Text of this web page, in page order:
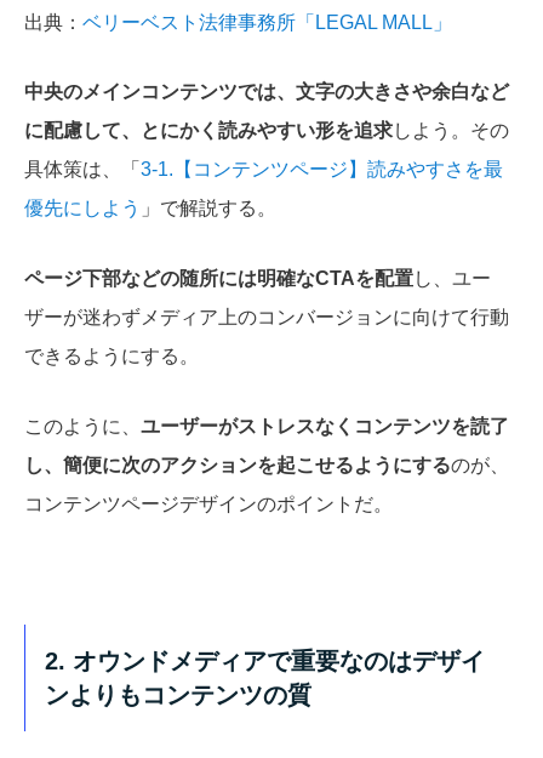
出典： ベリーベスト法律事務所「LEGAL MALL」
中央のメインコンテンツでは、文字の大きさや余白など
に配慮して、とにかく読みやすい形を追求しよう。その
具体策は、「 3-1.【コンテンツページ】読みやすさを最
優先にしよう 」で解説する。
ページ下部などの随所には明確なCTAを配置し、ユー
ザーが迷わずメディア上のコンバージョンに向けて行動
できるようにする。
このように、 ユーザーがストレスなくコンテンツを読了
し、簡便に次のアクションを起こせるようにするのが、
コンテンツページデザインのポイントだ。
2. オウンドメディアで重要なのはデザイ
ンよりもコンテンツの質